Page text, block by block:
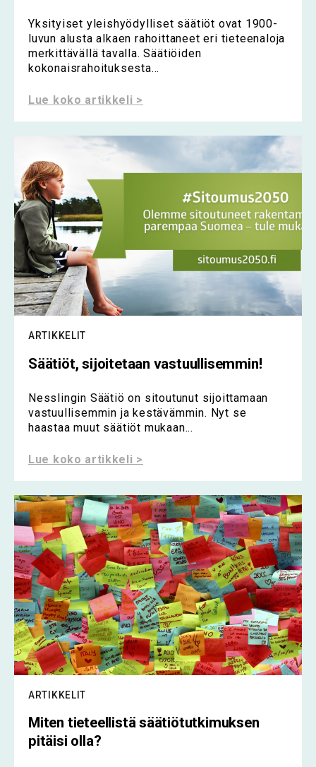
Yksityiset yleishyödylliset säätiöt ovat 1900-
luvun alusta alkaen rahoittaneet eri tieteenaloja
merkittävällä tavalla. Säätiöiden
kokonaisrahoituksesta...
Lue koko artikkeli >
ARTIKKELIT
Säätiöt, sijoitetaan vastuullisemmin!
Nesslingin Säätiö on sitoutunut sijoittamaan
vastuullisemmin ja kestävämmin. Nyt se
haastaa muut säätiöt mukaan...
Lue koko artikkeli >
ARTIKKELIT
Miten tieteellistä säätiötutkimuksen
pitäisi olla?